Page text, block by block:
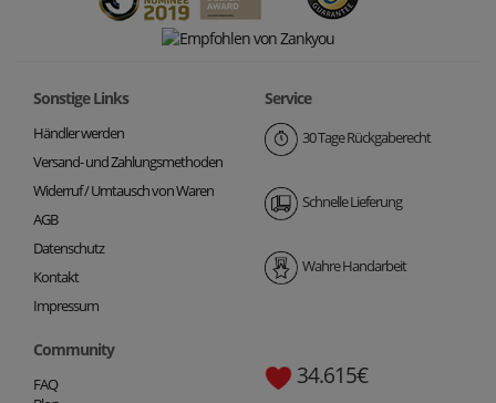
Sonstige Links
Händler werden
Versand- und Zahlungsmethoden
Widerruf / Umtausch von Waren
AGB
Datenschutz
Kontakt
Impressum
Service
30 Tage Rückgaberecht
Schnelle Lieferung
Wahre Handarbeit
Community
FAQ
34.615€